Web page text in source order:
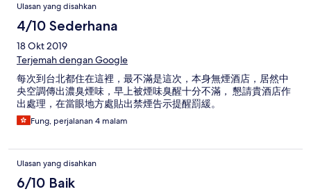
Ulasan yang disahkan
4/10 Sederhana
18 Okt 2019
Terjemah dengan Google
每次到台北都住在這裡，最不滿是這次，本身無煙酒店，居然中
央空調傳出濃臭煙味，早上被煙味臭醒十分不滿， 懇請貴酒店作
出處理，在當眼地方處貼出禁煙告示提醒罰緩。
Fung, perjalanan 4 malam
Ulasan yang disahkan
6/10 Baik